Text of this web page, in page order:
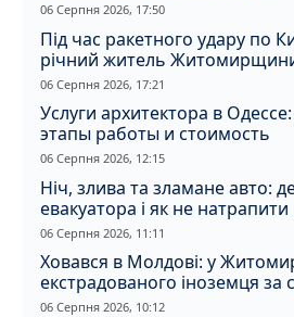
06 Серпня 2026, 17:50
Під час ракетного удару по
річний житель
06 Серпня 2026, 17:21
Услуги архитектора в
этапы работы и стоимость
06 Серпня 2026, 12:15
Ніч, злива та зламане авто:
евакуатора і як не
06 Серпня 2026, 11:11
Ховався в Молдові: у
екстрадованого іноземця за
і відмивання грошей
06 Серпня 2026, 10:12